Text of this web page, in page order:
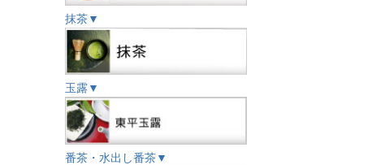
抹茶▼
玉露▼
番茶・水出し番茶▼